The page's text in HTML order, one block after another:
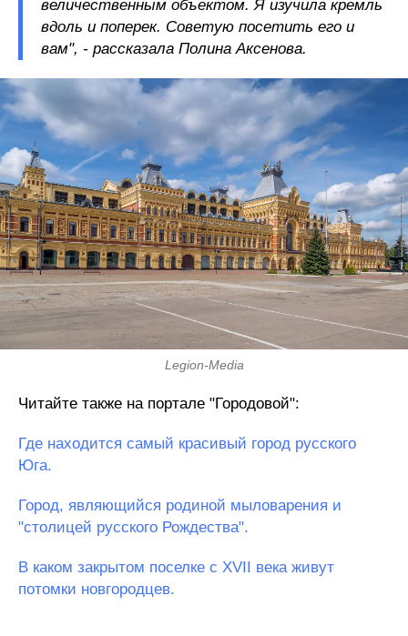
величественным объектом. Я изучила кремль
вдоль и поперек. Советую посетить его и
вам", - рассказала Полина Аксенова.
Legion-Media
Читайте также на портале "Городовой":
Где находится самый красивый город русского
Юга.
Город, являющийся родиной мыловарения и
"столицей русского Рождества".
В каком закрытом поселке с XVII века живут
потомки новгородцев.